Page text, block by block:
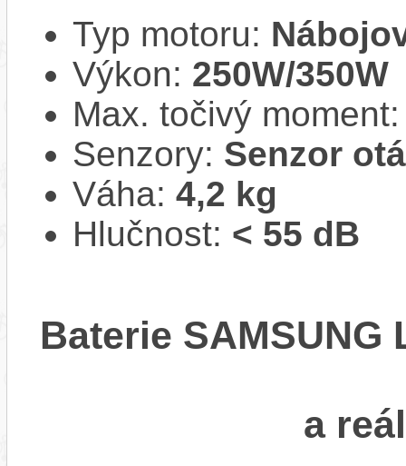
Typ motoru:
Výkon: 250W/350W
Max. točivý
Senzory: Senzor
Váha: 4,2 kg
Hlučnost: < 55 dB
Baterie SAMSUNG
a